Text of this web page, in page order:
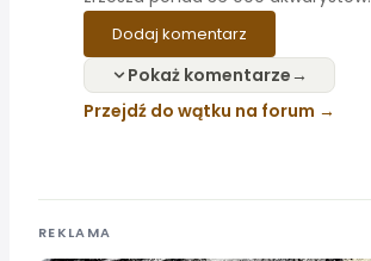
Dodaj komentarz
Pokaż komentarze
Przejdź do wątku na forum
REKLAMA